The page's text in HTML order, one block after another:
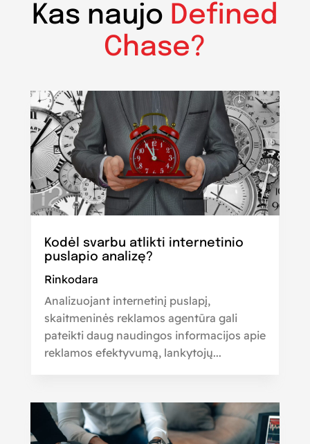
Kas naujo Defined
Chase?
Kodėl svarbu atlikti internetinio
puslapio analizę?
Rinkodara
Analizuojant internetinį puslapį,
skaitmeninės reklamos agentūra gali
pateikti daug naudingos informacijos apie
reklamos efektyvumą, lankytojų...